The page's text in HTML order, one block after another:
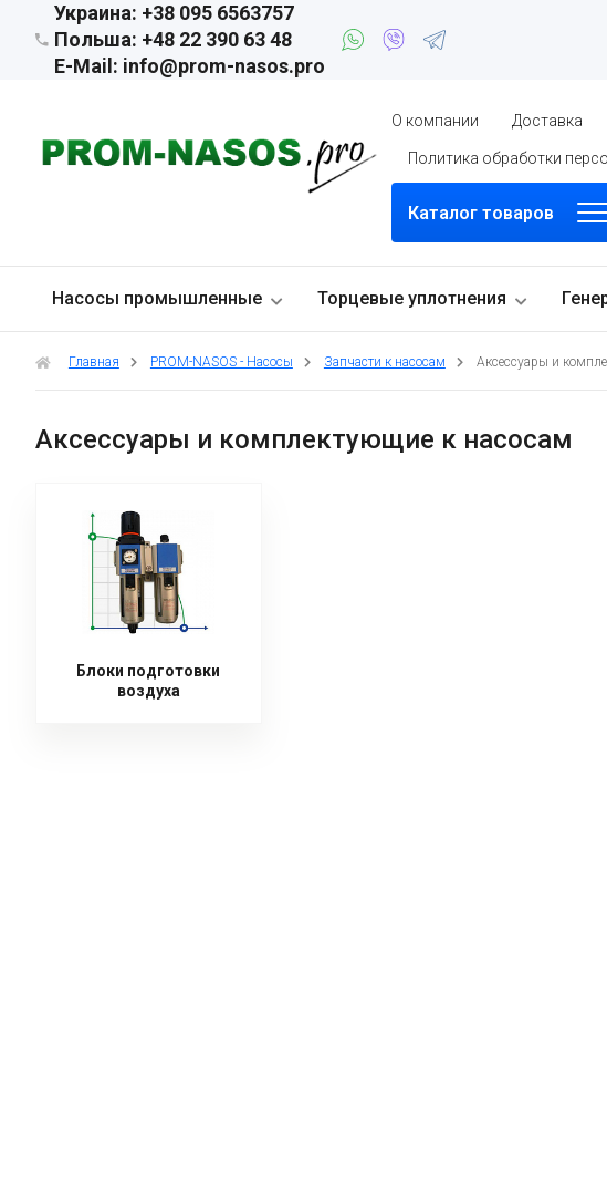
Украина: +38 095 6563757
Польша: +48 22 390 63 48
E-Mail: info@prom-nasos.pro
О компании Доставка
Политика обработки
Каталог товаров
Насосы промышленные Торцевые уплотнения
Главная PROM-NASOS - Насосы Запчасти к насосам Аксессуары и
Аксессуары и комплектующие к насосам
Блоки подготовки
воздуха